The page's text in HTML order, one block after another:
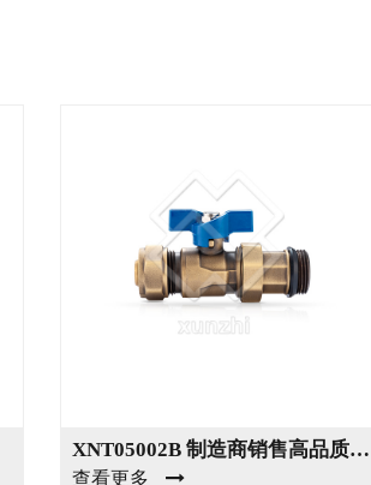
XNT05002B 制造商销售高品质暖通空调阀门
查看更多